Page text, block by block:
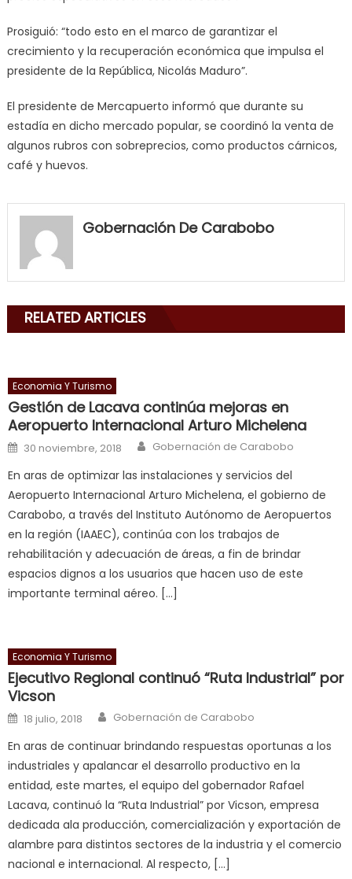
Prosiguió: “todo esto en el marco de garantizar el
crecimiento y la recuperación económica que impulsa el
presidente de la República, Nicolás Maduro”.
El presidente de Mercapuerto informó que durante su
estadía en dicho mercado popular, se coordinó la venta de
algunos rubros con sobreprecios, como productos cárnicos,
café y huevos.
my
neighbor
mouth
will
smith
is
cuckold,
nice
milf
in
squirting,
आपक
न
ह
क
च
त
क
लग
आपक
पस
द,
sexy
bbw
milf
Gobernación De Carabobo
RELATED ARTICLES
Economia Y Turismo
Gestión de Lacava continúa mejoras en
Aeropuerto Internacional Arturo Michelena
Posted on
30 noviembre, 2018 Author
Gobernación de Carabobo
En aras de optimizar las instalaciones y servicios del
Aeropuerto Internacional Arturo Michelena, el gobierno de
Carabobo, a través del Instituto Autónomo de Aeropuertos
en la región (IAAEC), continúa con los trabajos de
rehabilitación y adecuación de áreas, a fin de brindar
espacios dignos a los usuarios que hacen uso de este
importante terminal aéreo. […]
Economia Y Turismo
Ejecutivo Regional continuó “Ruta Industrial” por
Vicson
Posted on
18 julio, 2018 Author
Gobernación de Carabobo
En aras de continuar brindando respuestas oportunas a los
industriales y apalancar el desarrollo productivo en la
entidad, este martes, el equipo del gobernador Rafael
Lacava, continuó la “Ruta Industrial” por Vicson, empresa
dedicada ala producción, comercialización y exportación de
alambre para distintos sectores de la industria y el comercio
nacional e internacional. Al respecto, […]